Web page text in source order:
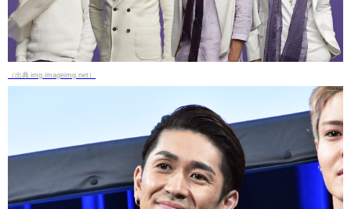
（出典 img.imageimg.net）